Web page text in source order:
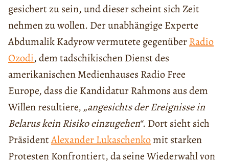
gesichert zu sein, und dieser scheint sich Zeit
nehmen zu wollen. Der unabhängige Experte
Abdumalik Kadyrow vermutete gegenüberRadio
Ozodi, dem tadschikischen Dienst des
amerikanischen Medienhauses Radio Free
Europe, dass die Kandidatur Rahmons aus dem
Willen resultiere, „angesichts der Ereignisse in
Belarus kein Risiko einzugehen“. Dort sieht sich
PräsidentAlexander Lukaschenkomit starken
Protesten Konfrontiert, da seine Wiederwahl von